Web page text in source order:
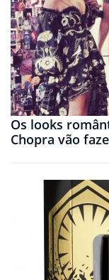
Os looks
Chopra vão